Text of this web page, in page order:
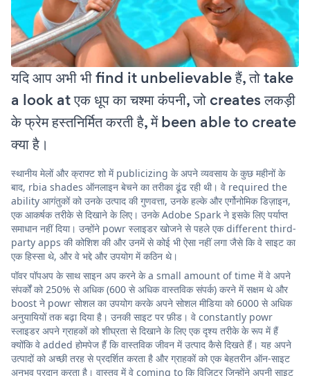
यदि आप अभी भी find it unbelievable हैं, तो take
a look at एक धूप का चश्मा कंपनी, जो creates लकड़ी
के फ्रेम हस्तनिर्मित करती है, में been able to create
क्या है।
स्थानीय मेलों और क्राफ्ट शो में publicizing के अपने व्यवसाय के कुछ महीनों के
बाद, rbia shades ऑनलाइन बेचने का तरीका ढूंढ रही थी। वे required the
ability आगंतुकों को उनके उत्पाद की गुणवत्ता, उनके हल्के और एर्गोनोमिक डिज़ाइन,
एक आकर्षक तरीके से दिखाने के लिए। उनके Adobe Spark ने इसके लिए पर्याप्त
समाधान नहीं दिया। उन्होंने powr स्लाइडर खोजने से पहले एक different third-
party apps की कोशिश की और उनमें से कोई भी ऐसा नहीं लगा जैसे कि वे साइट का
एक हिस्सा थे, और वे भद्दे और उपयोग में कठिन थे।
पॉवर पॉपअप के साथ साइन अप करने के a small amount of time में वे अपने
संपर्कों को 250% से अधिक (600 से अधिक वास्तविक संपर्क) करने में सक्षम थे और
boost ने powr सोशल का उपयोग करके अपने सोशल मीडिया को 6000 से अधिक
अनुयायियों तक बढ़ा दिया है। उनकी साइट पर फ़ीड। वे constantly powr
स्लाइडर अपने ग्राहकों को शीघ्रता से दिखाने के लिए एक दृश्य तरीके के रूप में हैं
क्योंकि वे added होमपेज हैं कि वास्तविक जीवन में उत्पाद कैसे दिखते हैं। यह अपने
उत्पादों को अच्छी तरह से प्रदर्शित करता है और ग्राहकों को एक बेहतरीन ऑन-साइट
अनुभव प्रदान करता है। वास्तव में वे coming to कि विज़िटर जिन्होंने अपनी साइट